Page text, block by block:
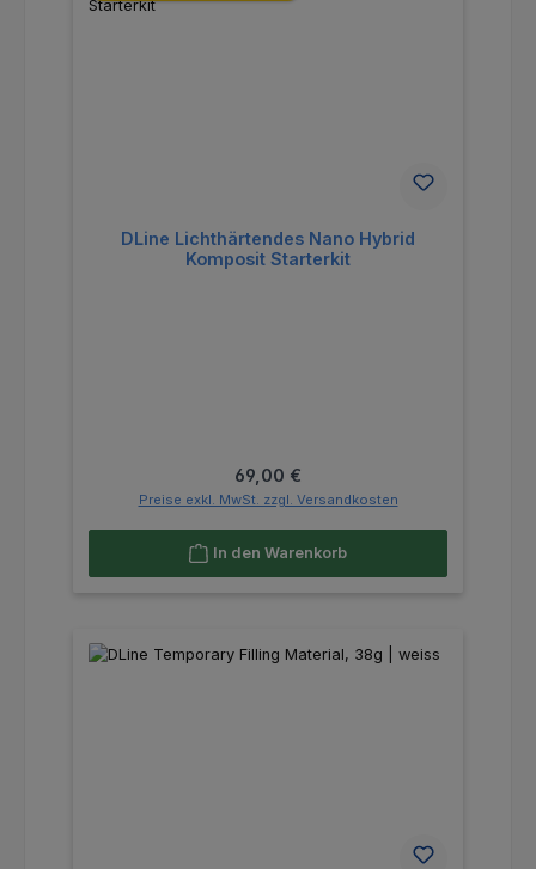
DLine Lichthärtendes Nano Hybrid
Komposit Starterkit
Regulärer Preis:
69,00 €
Preise exkl. MwSt. zzgl. Versandkosten
In den Warenkorb